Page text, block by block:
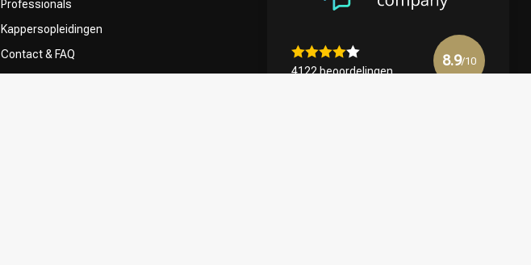
Professionals
Kappersopleidingen
Contact & FAQ
4122 beoordelingen
8.9/10